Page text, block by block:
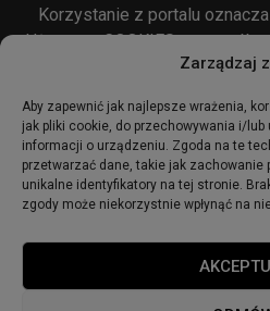
Zarządzaj
Aby zapewnić jak najlepsze wrażenia,
jak pliki cookie, do przechowywania i/
informacji o urządzeniu. Zgoda na te
przetwarzać dane, takie jak zachowanie
unikalne identyfikatory na tej stronie.
zgody może niekorzystnie wpłynąć na
Korzystanie z portalu
Używamy COOKIES w sposób
Cookie
© 2018 -